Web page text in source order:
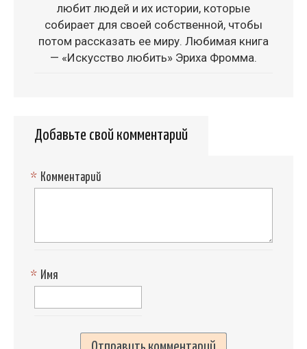
любит людей и их истории, которые
собирает для своей собственной, чтобы
потом рассказать ее миру. Любимая книга
— «Искусство любить» Эриха Фромма.
Добавьте свой комментарий
Комментарий
*
Имя
*